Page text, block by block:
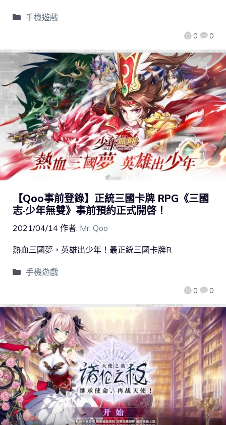
0 0
手機遊戲
【Qoo事前登錄】正統三國卡牌 RPG《三國
志·少年無雙》事前預約正式開啓！
2021/04/14 作者: Mr. Qoo
0 0
熱血三國夢，英雄出少年！最正統三國卡牌R
手機遊戲